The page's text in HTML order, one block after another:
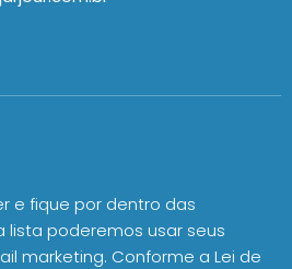
e fique por dentro das
lista poderemos usar seus
marketing. Conforme a Lei de